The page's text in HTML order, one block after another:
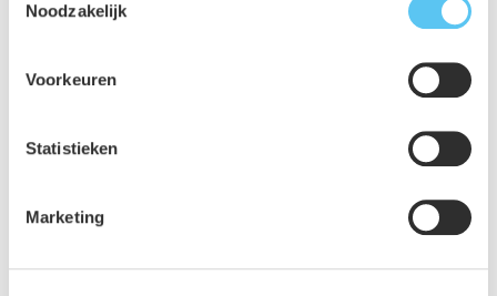
Noodzakelijk
Voorkeuren
Statistieken
Marketing